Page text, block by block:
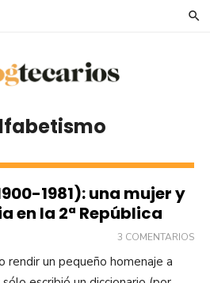
1981): una mujer y
en la 2ª República
3 COMENTARIOS
un pequeño homenaje a